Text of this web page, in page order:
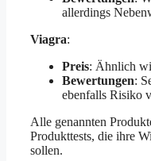
allerdings
Viagra:
Preis: Ähnlich
Bewertungen:
ebenfalls Risiko
Alle genannten
Produkttests, die ihre
sollen.